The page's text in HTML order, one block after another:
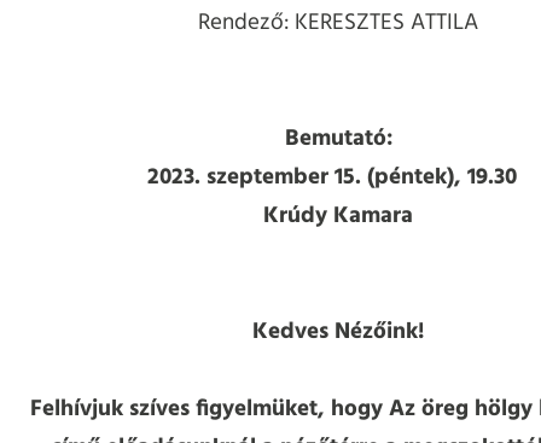
Rendező: KERESZTES ATTILA
Bemutató:
2023. szeptember 15. (péntek), 19.30
Krúdy Kamara
Kedves Nézőink!
Felhívjuk szíves figyelmüket, hogy Az öreg